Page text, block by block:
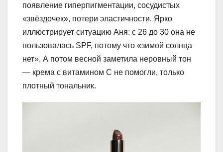
появление гиперпигментации, сосудистых
«звёздочек», потери эластичности. Ярко
иллюстрирует ситуацию Аня: с 26 до 30 она не
пользовалась SPF, потому что «зимой солнца
нет». А потом весной заметила неровный тон
— крема с витамином C не помогли, только
плотный тональник.